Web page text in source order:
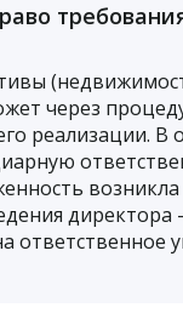
через
реализации. В
возникла
директора
ответственное